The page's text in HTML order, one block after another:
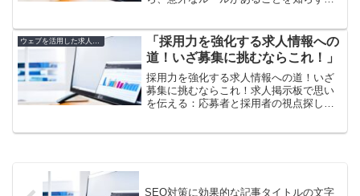
き事実についてご紹介します。また、求
人タイトルに含めてはいけな...
ウェブを活用した求人方法
「採用力を強化する求人情報への
道！いざ募集に挑むならこれ！」
採用力を強化する求人情報への道！いざ
募集に挑むならこれ！求人掲示板で思い
を伝える：応募者と採用者の視点探して
SEO対策に効果的な記事タイトルの文字